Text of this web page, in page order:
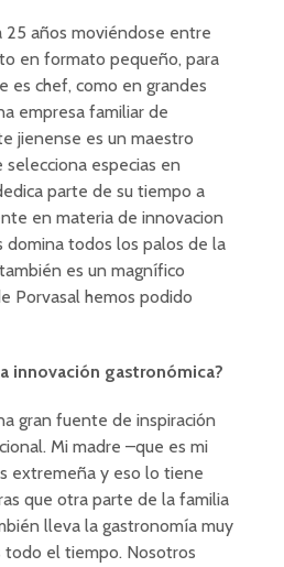
25 años moviéndose entre
en formato pequeño, para
es chef, como en grandes
empresa familiar de
jienense es un maestro
especias en
parte de su tiempo a
en materia de innovacion
domina todos los palos de la
es un magnífico
Porvasal hemos podido
innovación gastronómica?
gran fuente de inspiración
Mi madre –que es mi
extremeña y eso lo tiene
que otra parte de la familia
lleva la gastronomía muy
todo el tiempo. Nosotros